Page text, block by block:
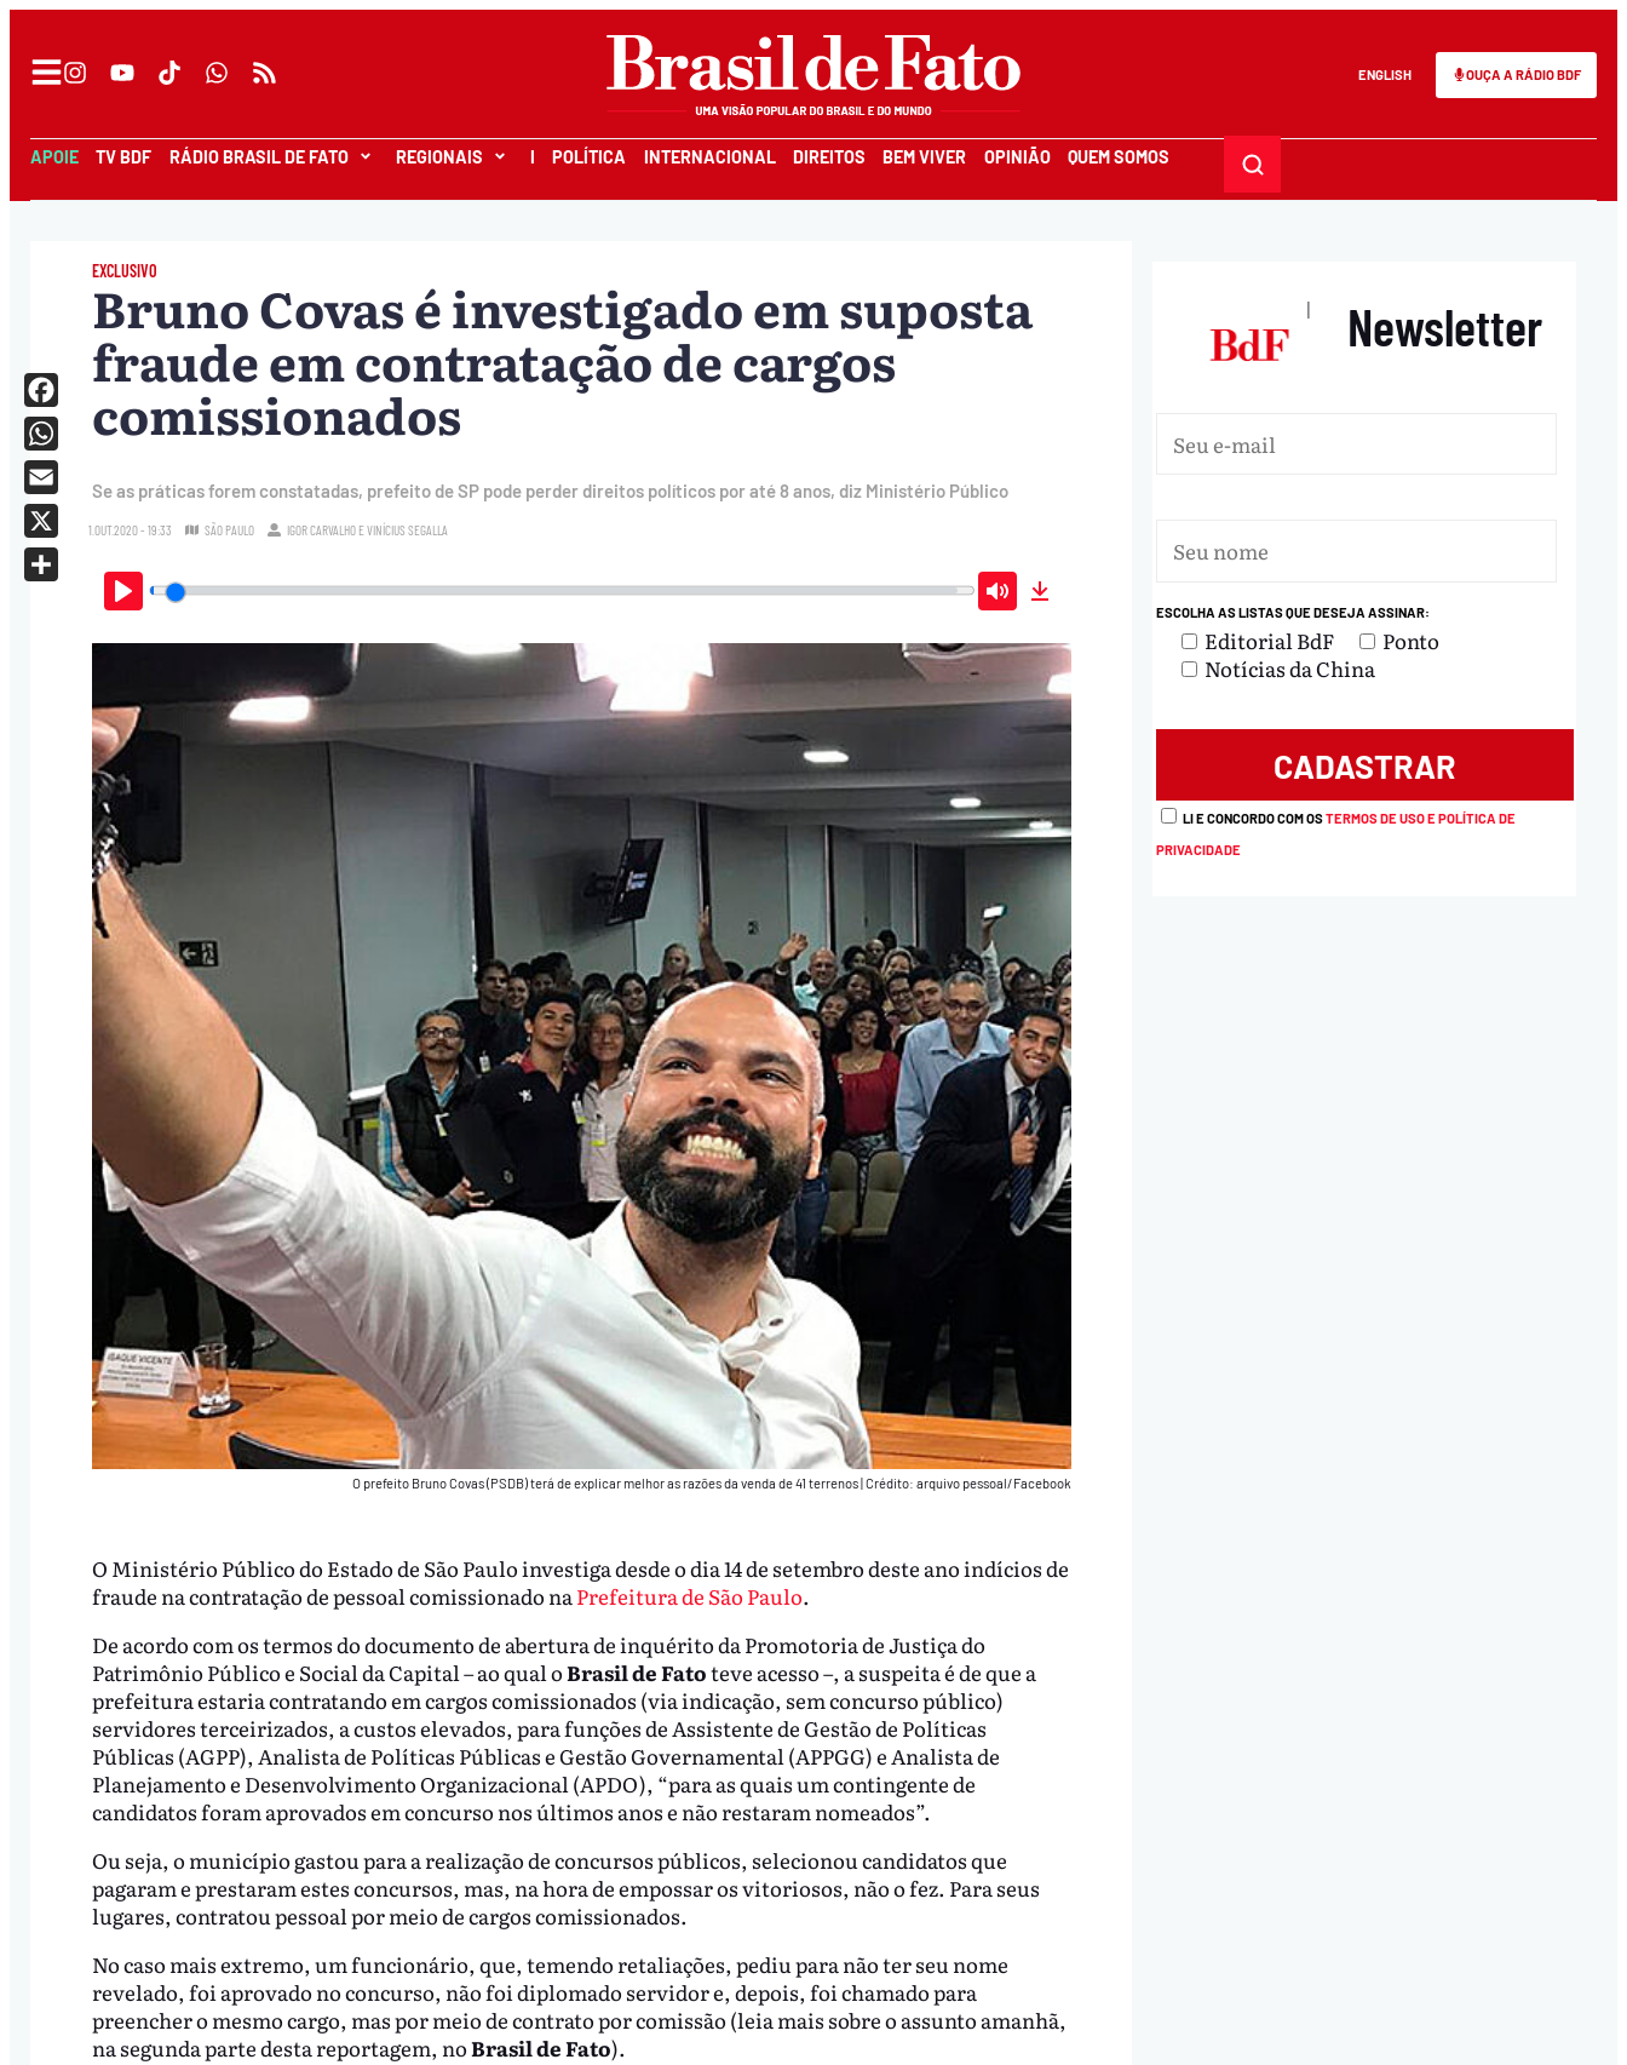
ENGLISH OUÇA A RÁDIO BDF
APOIE TV BDF RÁDIO BRASIL DE FATO REGIONAIS I POLÍTICA INTERNACIONAL DIREITOS BEM VIVER OPINIÃO QUEM SOMOS
EXCLUSIVO
Bruno Covas é investigado em suposta
fraude em contratação de cargos
comissionados
Se as práticas forem constatadas, prefeito de SP pode perder direitos políticos por até 8 anos, diz Ministério Público
1.OUT.2020 - 19:33 SÃO PAULO IGOR CARVALHO EVINÍCIUS SEGALLA
Play Mute
O prefeito Bruno Covas (PSDB) terá de explicar melhor as razões da venda de 41 terrenos|Crédito: arquivo pessoal/Facebook
O Ministério Público do Estado de São Paulo investiga desde o dia 14 de setembro deste ano indícios de
fraude na contratação de pessoal comissionado naPrefeitura de São Paulo.
De acordo com os termos do documento de abertura de inquérito da Promotoria de Justiça do
Patrimônio Público e Social da Capital – ao qual oBrasil de Fatoteve acesso –, a suspeita é de que a
prefeitura estaria contratando em cargos comissionados (via indicação, sem concurso público)
servidores terceirizados, a custos elevados, para funções de Assistente de Gestão de Políticas
Públicas (AGPP), Analista de Políticas Públicas e Gestão Governamental (APPGG) e Analista de
Planejamento e Desenvolvimento Organizacional (APDO), “para as quais um contingente de
candidatos foram aprovados em concurso nos últimos anos e não restaram nomeados”.
Ou seja, o município gastou para a realização de concursos públicos, selecionou candidatos que
pagaram e prestaram estes concursos, mas, na hora de empossar os vitoriosos, não o fez. Para seus
lugares, contratou pessoal por meio de cargos comissionados.
No caso mais extremo, um funcionário, que, temendo retaliações, pediu para não ter seu nome
revelado, foi aprovado no concurso, não foi diplomado servidor e, depois, foi chamado para
preencher o mesmo cargo, mas por meio de contrato por comissão (leia mais sobre o assunto amanhã,
na segunda parte desta reportagem, noBrasil de Fato).
Facebook
WhatsApp
Email
X
| Newsletter
ESCOLHA AS LISTAS QUE DESEJA ASSINAR:
Editorial BdF
Ponto
Notícias da China
LI E CONCORDO COM OSTERMOS DE USO E POLÍTICA DE
PRIVACIDADE